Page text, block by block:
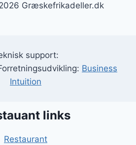
Græskefrikadeller.dk
support:
Business
Intuition
links
Restaurant